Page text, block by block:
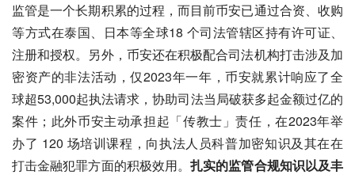
监管是一个长期积累的过程，而目前币安已通过合资、收购
等方式在泰国、日本等全球18 个司法管辖区持有许可证、
注册和授权。另外，币安还在积极配合司法机构打击涉及加
密资产的非法活动，仅2023年一年，币安就累计响应了全
球超53,000起执法请求，协助司法当局破获多起金额过亿的
案件；此外币安主动承担起「传教士」责任，在2023年举
办了 120 场培训课程，向执法人员科普加密知识及其在在
打击金融犯罪方面的积极效用。扎实的监管合规知识以及丰